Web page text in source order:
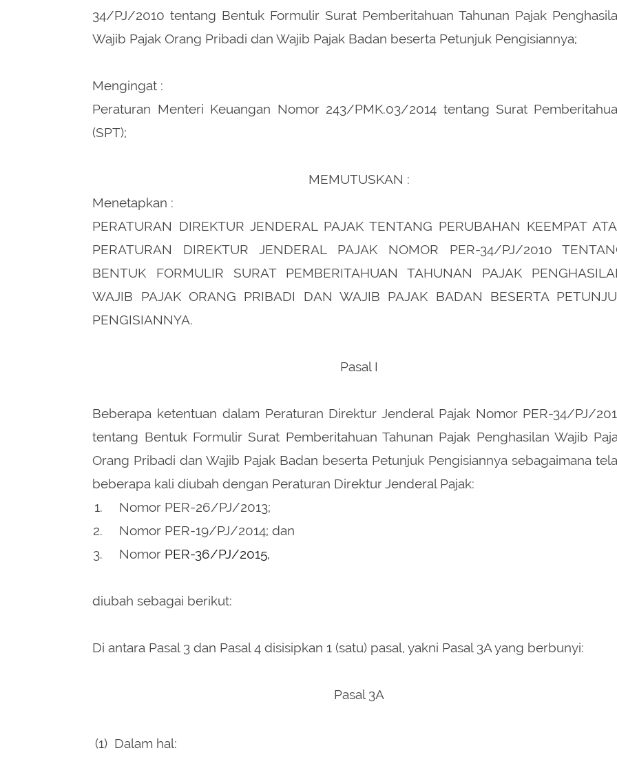
34/PJ/2010 tentang Bentuk Formulir Surat Pemberitahuan Tahunan Pajak
Wajib Pajak Orang Pribadi dan Wajib Pajak Badan beserta Petunjuk Pengisiannya;
Mengingat :
Peraturan Menteri Keuangan Nomor 243/PMK.03/2014 tentang Surat
(SPT);
MEMUTUSKAN :
Menetapkan :
PERATURAN DIREKTUR JENDERAL PAJAK TENTANG PERUBAHAN KEEMPAT
PERATURAN DIREKTUR JENDERAL PAJAK NOMOR PER-34/PJ/2010
BENTUK FORMULIR SURAT PEMBERITAHUAN TAHUNAN PAJAK
WAJIB PAJAK ORANG PRIBADI DAN WAJIB PAJAK BADAN BESERTA
PENGISIANNYA.
Pasal I
Beberapa ketentuan dalam Peraturan Direktur Jenderal Pajak Nomor PER-34/PJ/
tentang Bentuk Formulir Surat Pemberitahuan Tahunan Pajak Penghasilan Wajib
Orang Pribadi dan Wajib Pajak Badan beserta Petunjuk Pengisiannya sebagaimana
beberapa kali diubah dengan Peraturan Direktur Jenderal Pajak:
Nomor PER-26/PJ/2013;
Nomor PER-19/PJ/2014; dan
Nomor PER-36/PJ/2015,
diubah sebagai berikut:
Di antara Pasal 3 dan Pasal 4 disisipkan 1 (satu) pasal, yakni Pasal 3A yang berbunyi:
Pasal 3A
(1) Dalam hal: